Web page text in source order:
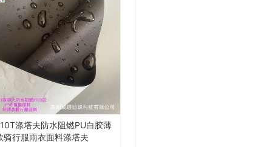
涤塔夫防水阻燃PU白胶薄
骑行服雨衣面料涤塔夫